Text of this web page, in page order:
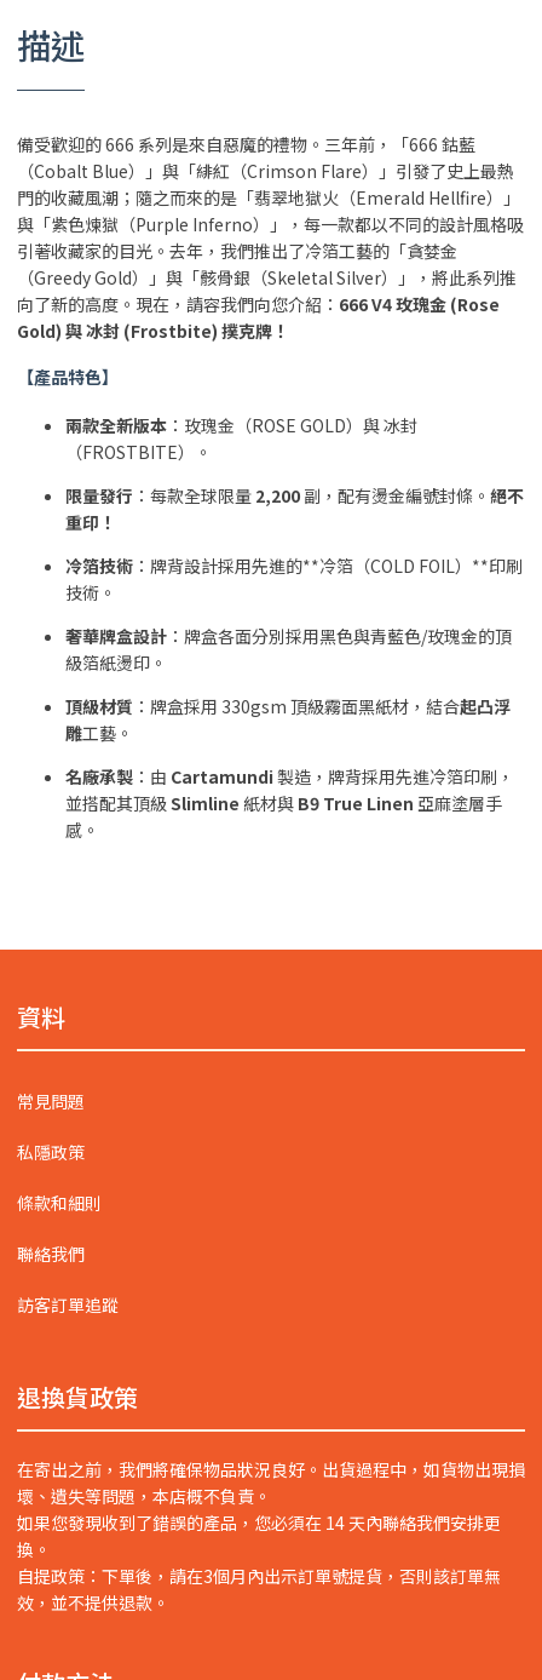
描述
備受歡迎的 666 系列是來自惡魔的禮物。三年前，「666 鈷藍
（Cobalt Blue）」與「緋紅（Crimson Flare）」引發了史上最熱
門的收藏風潮；隨之而來的是「翡翠地獄火（Emerald Hellfire）」
與「紫色煉獄（Purple Inferno）」，每一款都以不同的設計風格吸
引著收藏家的目光。去年，我們推出了冷箔工藝的「貪婪金
（Greedy Gold）」與「骸骨銀（Skeletal Silver）」，將此系列推
向了新的高度。現在，請容我們向您介紹： 666 V4 玫瑰金 (Rose
Gold) 與 冰封 (Frostbite) 撲克牌！
【產品特色】
兩款全新版本 ：玫瑰金（ROSE GOLD）與 冰封
（FROSTBITE）。
限量發行 ：每款全球限量 2,200 副，配有燙金編號封條。 絕不
重印！
冷箔技術 ：牌背設計採用先進的**冷箔（COLD FOIL）**印刷
技術。
奢華牌盒設計 ：牌盒各面分別採用黑色與青藍色/玫瑰金的頂
級箔紙燙印。
頂級材質 ：牌盒採用 330gsm 頂級霧面黑紙材，結合起凸浮
雕工藝。
名廠承製 ：由 Cartamundi 製造，牌背採用先進冷箔印刷，
並搭配其頂級Slimline 紙材與 B9 True Linen 亞麻塗層手
感。
資料
常見問題
私隱政策
條款和細則
聯絡我們
訪客訂單追蹤
退換貨政策
在寄出之前，我們將確保物品狀況良好。出貨過程中，如貨物出現損
壞、遺失等問題，本店概不負責。
如果您發現收到了錯誤的產品，您必須在 14 天內聯絡我們安排更
換。
自提政策：下單後，請在3個月內出示訂單號提貨，否則該訂單無
效，並不提供退款。